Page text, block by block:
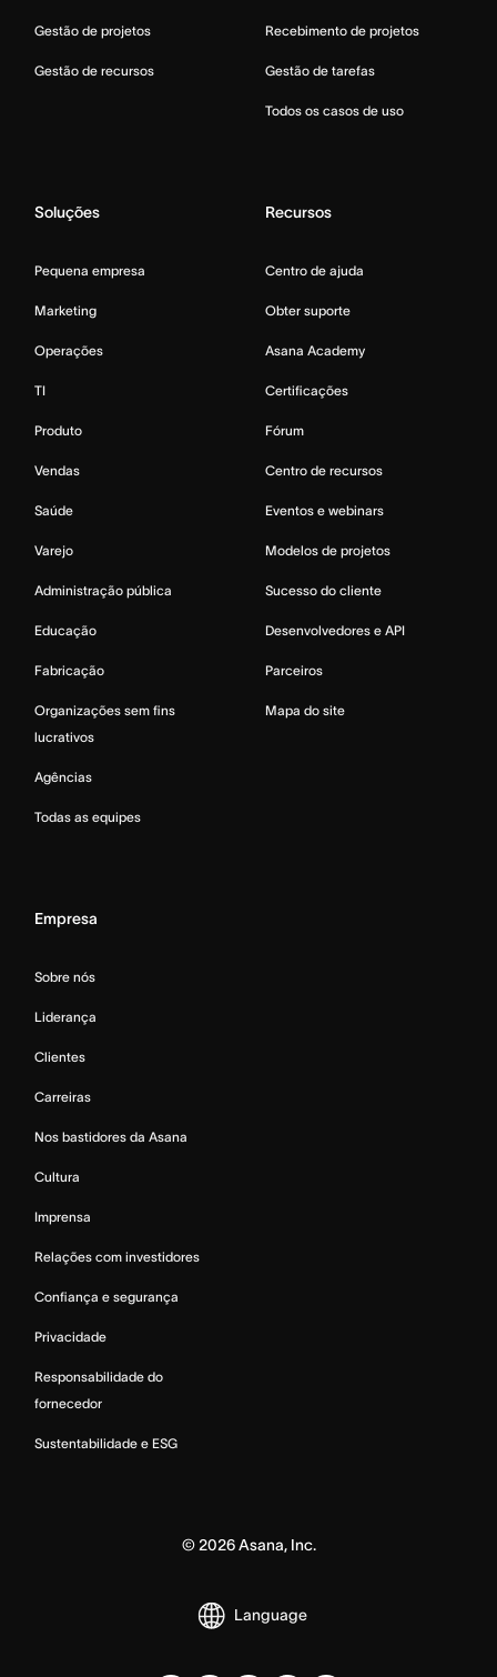
Gestão de projetos
Gestão de recursos
Recebimento de projetos
Gestão de tarefas
Todos os casos de uso
Soluções
Pequena empresa
Marketing
Operações
TI
Produto
Vendas
Saúde
Varejo
Administração pública
Educação
Fabricação
Organizações sem fins
lucrativos
Agências
Todas as equipes
Recursos
Centro de ajuda
Obter suporte
Asana Academy
Certificações
Fórum
Centro de recursos
Eventos e webinars
Modelos de projetos
Sucesso do cliente
Desenvolvedores e API
Parceiros
Mapa do site
Empresa
Sobre nós
Liderança
Clientes
Carreiras
Nos bastidores da Asana
Cultura
Imprensa
Relações com investidores
Confiança e segurança
Privacidade
Responsabilidade do
fornecedor
Sustentabilidade e ESG
© 2026Asana, Inc.
Language